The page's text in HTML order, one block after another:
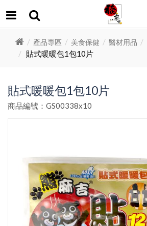
產品專區 美食保健 醫材用品
貼式暖暖包1包10片
貼式暖暖包1包10片
商品編號：GS00338x10